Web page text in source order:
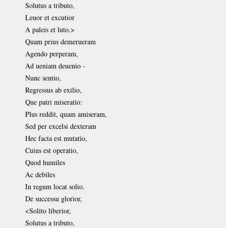
Solutus a tributo,
Leuor et excutior
A paleis et luto.>
Quam prius demerueram
Agendo perperam,
Ad ueniam deuenio -
Nunc sentio,
Regressus ab exilio,
Que patri miseratio:
Plus reddit, quam amiseram,
Sed per excelsi dexteram
Hec facta est mutatio,
Cuius est operatio,
Quod humiles
Ac debiles
In regum locat solio.
De successu glorior,
<Solito liberior,
Solutus a tributo,